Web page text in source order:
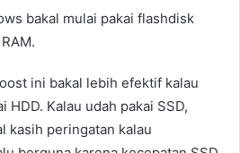
bakal mulai pakai flashdisk
ini bakal lebih efektif kalau
HDD. Kalau udah pakai SSD,
kasih peringatan kalau